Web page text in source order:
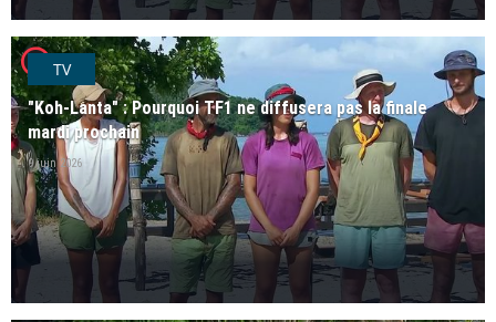
player2TV
"Koh-Lanta" : Pourquoi TF1 ne diffusera pas la finale
mardi prochain
9 juin 2026